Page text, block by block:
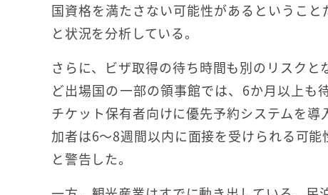
国資格を満たさない可能性があるということ
と状況を分析している。
さらに、ビザ取得の待ち時間も別のリスク
ど出場国の一部の領事館では、6か月以上
チケット保有者向けに優先予約システムを
加者は6～8週間以内に面接を受けられる可
と警告した。